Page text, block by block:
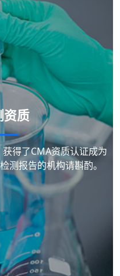
资质
得了CMA资质认证成为
测报告的机构请斟酌。